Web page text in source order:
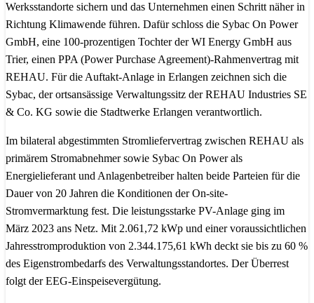
Werksstandorte sichern und das Unternehmen einen Schritt näher in
Richtung Klimawende führen. Dafür schloss die Sybac On Power
GmbH, eine 100-prozentigen Tochter der WI Energy GmbH aus
Trier, einen PPA (Power Purchase Agreement)-Rahmenvertrag mit
REHAU. Für die Auftakt-Anlage in Erlangen zeichnen sich die
Sybac, der ortsansässige Verwaltungssitz der REHAU Industries SE
& Co. KG sowie die Stadtwerke Erlangen verantwortlich.
Im bilateral abgestimmten Stromliefervertrag zwischen REHAU als
primärem Stromabnehmer sowie Sybac On Power als
Energielieferant und Anlagenbetreiber halten beide Parteien für die
Dauer von 20 Jahren die Konditionen der On-site-
Stromvermarktung fest. Die leistungsstarke PV-Anlage ging im
März 2023 ans Netz. Mit 2.061,72 kWp und einer voraussichtlichen
Jahresstromproduktion von 2.344.175,61 kWh deckt sie bis zu 60 %
des Eigenstrombedarfs des Verwaltungsstandortes. Der Überrest
folgt der EEG-Einspeisevergütung.